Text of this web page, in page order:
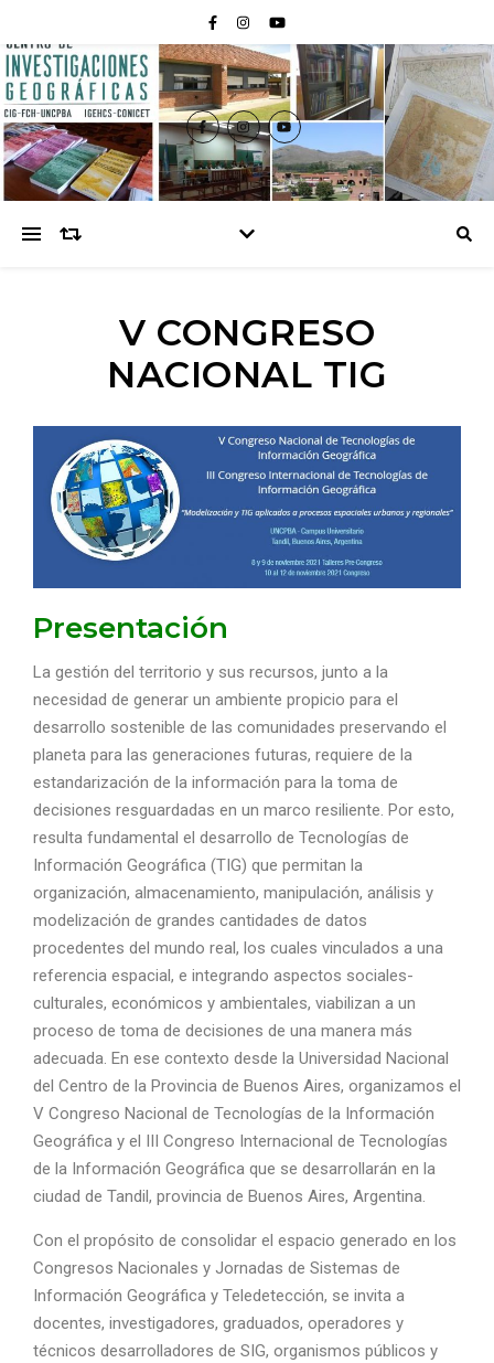
V CONGRESO
NACIONAL TIG
Presentación
La gestión del territorio y sus recursos, junto a la
necesidad de generar un ambiente propicio para el
desarrollo sostenible de las comunidades preservando el
planeta para las generaciones futuras, requiere de la
estandarización de la información para la toma de
decisiones resguardadas en un marco resiliente. Por esto,
resulta fundamental el desarrollo de Tecnologías de
Información Geográfica (TIG) que permitan la
organización, almacenamiento, manipulación, análisis y
modelización de grandes cantidades de datos
procedentes del mundo real, los cuales vinculados a una
referencia espacial, e integrando aspectos sociales-
culturales, económicos y ambientales, viabilizan a un
proceso de toma de decisiones de una manera más
adecuada. En ese contexto desde la Universidad Nacional
del Centro de la Provincia de Buenos Aires, organizamos el
V Congreso Nacional de Tecnologías de la Información
Geográfica y el III Congreso Internacional de Tecnologías
de la Información Geográfica que se desarrollarán en la
ciudad de Tandil, provincia de Buenos Aires, Argentina.
Con el propósito de consolidar el espacio generado en los
Congresos Nacionales y Jornadas de Sistemas de
Información Geográfica y Teledetección, se invita a
docentes, investigadores, graduados, operadores y
técnicos desarrolladores de SIG, organismos públicos y